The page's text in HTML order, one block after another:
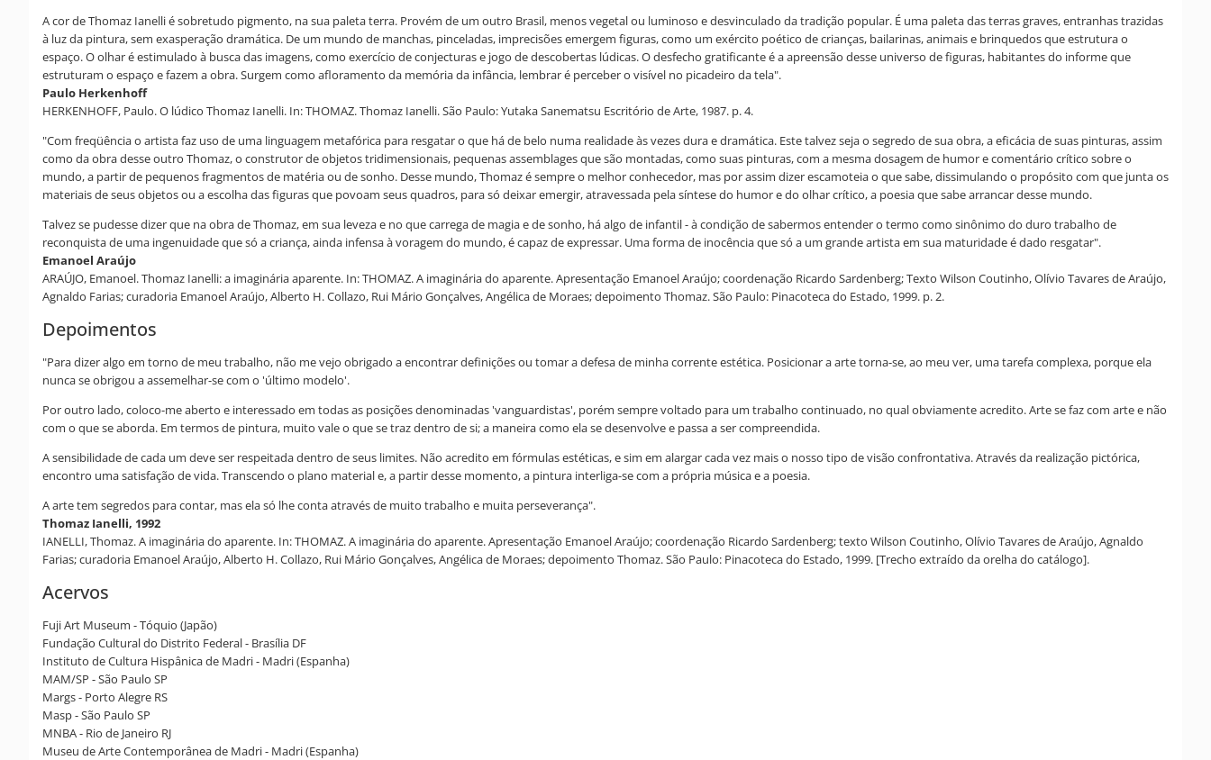
A cor de Thomaz Ianelli é sobretudo pigmento, na sua paleta terra. Provém de um outro Brasil, menos vegetal ou luminoso e desvinculado da tradição popular. É uma paleta das terras graves, entranhas trazidas
à luz da pintura, sem exasperação dramática. De um mundo de manchas, pinceladas, imprecisões emergem figuras, como um exército poético de crianças, bailarinas, animais e brinquedos que estrutura o
espaço. O olhar é estimulado à busca das imagens, como exercício de conjecturas e jogo de descobertas lúdicas. O desfecho gratificante é a apreensão desse universo de figuras, habitantes do informe que
estruturam o espaço e fazem a obra. Surgem como afloramento da memória da infância, lembrar é perceber o visível no picadeiro da tela".
Paulo Herkenhoff
HERKENHOFF, Paulo. O lúdico Thomaz Ianelli. In: THOMAZ. Thomaz Ianelli. São Paulo: Yutaka Sanematsu Escritório de Arte, 1987. p. 4.
"Com freqüência o artista faz uso de uma linguagem metafórica para resgatar o que há de belo numa realidade às vezes dura e dramática. Este talvez seja o segredo de sua obra, a eficácia de suas pinturas, assim
como da obra desse outro Thomaz, o construtor de objetos tridimensionais, pequenas assemblages que são montadas, como suas pinturas, com a mesma dosagem de humor e comentário crítico sobre o
mundo, a partir de pequenos fragmentos de matéria ou de sonho. Desse mundo, Thomaz é sempre o melhor conhecedor, mas por assim dizer escamoteia o que sabe, dissimulando o propósito com que junta os
materiais de seus objetos ou a escolha das figuras que povoam seus quadros, para só deixar emergir, atravessada pela síntese do humor e do olhar crítico, a poesia que sabe arrancar desse mundo.
Talvez se pudesse dizer que na obra de Thomaz, em sua leveza e no que carrega de magia e de sonho, há algo de infantil - à condição de sabermos entender o termo como sinônimo do duro trabalho de
reconquista de uma ingenuidade que só a criança, ainda infensa à voragem do mundo, é capaz de expressar. Uma forma de inocência que só a um grande artista em sua maturidade é dado resgatar".
Emanoel Araújo
ARAÚJO, Emanoel. Thomaz Ianelli: a imaginária aparente. In: THOMAZ. A imaginária do aparente. Apresentação Emanoel Araújo; coordenação Ricardo Sardenberg; Texto Wilson Coutinho, Olívio Tavares de Araújo,
Agnaldo Farias; curadoria Emanoel Araújo, Alberto H. Collazo, Rui Mário Gonçalves, Angélica de Moraes; depoimento Thomaz. São Paulo: Pinacoteca do Estado, 1999. p. 2.
Depoimentos
"Para dizer algo em torno de meu trabalho, não me vejo obrigado a encontrar definições ou tomar a defesa de minha corrente estética. Posicionar a arte torna-se, ao meu ver, uma tarefa complexa, porque ela
nunca se obrigou a assemelhar-se com o 'último modelo'.
Por outro lado, coloco-me aberto e interessado em todas as posições denominadas 'vanguardistas', porém sempre voltado para um trabalho continuado, no qual obviamente acredito. Arte se faz com arte e não
com o que se aborda. Em termos de pintura, muito vale o que se traz dentro de si; a maneira como ela se desenvolve e passa a ser compreendida.
A sensibilidade de cada um deve ser respeitada dentro de seus limites. Não acredito em fórmulas estéticas, e sim em alargar cada vez mais o nosso tipo de visão confrontativa. Através da realização pictórica,
encontro uma satisfação de vida. Transcendo o plano material e, a partir desse momento, a pintura interliga-se com a própria música e a poesia.
A arte tem segredos para contar, mas ela só lhe conta através de muito trabalho e muita perseverança".
Thomaz Ianelli, 1992
IANELLI, Thomaz. A imaginária do aparente. In: THOMAZ. A imaginária do aparente. Apresentação Emanoel Araújo; coordenação Ricardo Sardenberg; texto Wilson Coutinho, Olívio Tavares de Araújo, Agnaldo
Farias; curadoria Emanoel Araújo, Alberto H. Collazo, Rui Mário Gonçalves, Angélica de Moraes; depoimento Thomaz. São Paulo: Pinacoteca do Estado, 1999. [Trecho extraído da orelha do catálogo].
Acervos
Fuji Art Museum - Tóquio (Japão)
Fundação Cultural do Distrito Federal - Brasília DF
Instituto de Cultura Hispânica de Madri - Madri (Espanha)
MAM/SP - São Paulo SP
Margs - Porto Alegre RS
Masp - São Paulo SP
MNBA - Rio de Janeiro RJ
Museu de Arte Contemporânea de Madri - Madri (Espanha)